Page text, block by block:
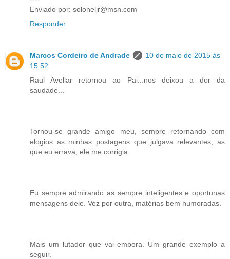
Enviado por: soloneljr@msn.com
Responder
Marcos Cordeiro de Andrade
10 de maio de 2015 às
15:52
Raul Avellar retornou ao Pai...nos deixou a dor da
saudade...
Tornou-se grande amigo meu, sempre retornando com
elogios as minhas postagens que julgava relevantes, as
que eu errava, ele me corrigia.
Eu sempre admirando as sempre inteligentes e oportunas
mensagens dele. Vez por outra, matérias bem humoradas.
Mais um lutador que vai embora. Um grande exemplo a
seguir.